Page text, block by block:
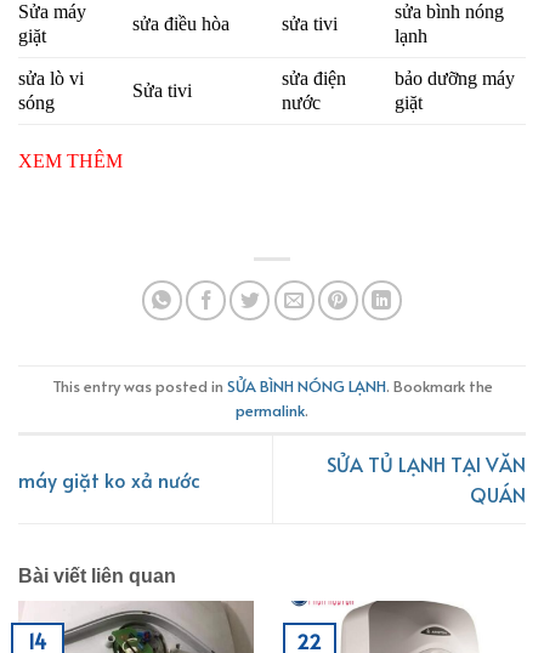
Sửa máy
giặt
sửa điều hòa sửa tivi
sửa bình nóng
lạnh
sửa lò vi
sóng
Sửa tivi
sửa điện
nước
bảo dưỡng máy
giặt
XEM THÊM
This entry was posted in SỬA BÌNH NÓNG LẠNH. Bookmark the
permalink.
máy giặt ko xả nước
SỬA TỦ LẠNH TẠI VĂN
QUÁN
Bài viết liên quan
14 22